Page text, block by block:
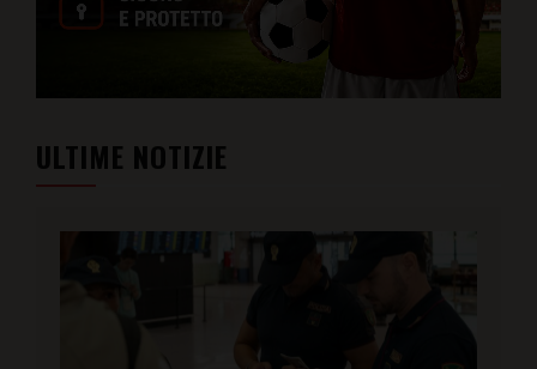
ULTIME NOTIZIE